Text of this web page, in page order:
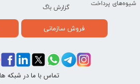
شیوه‌های پرداخت گزارش باگ
فروش سازمانی
تماس با ما در شبکه